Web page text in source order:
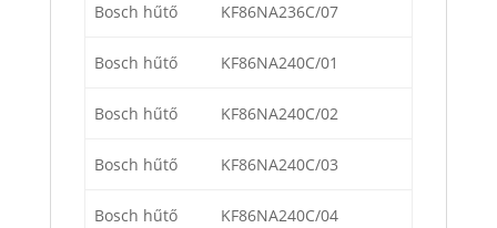
Bosch hűtő KF86NA236C/07
Bosch hűtő KF86NA240C/01
Bosch hűtő KF86NA240C/02
Bosch hűtő KF86NA240C/03
Bosch hűtő KF86NA240C/04